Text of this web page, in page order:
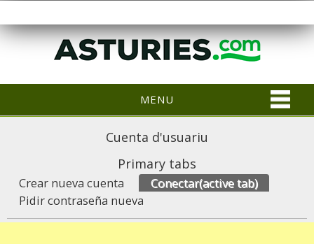
MENU
Cuenta d'usuariu
Primary tabs
Crear nueva cuenta Conectar(active tab)
Pidir contraseña nueva